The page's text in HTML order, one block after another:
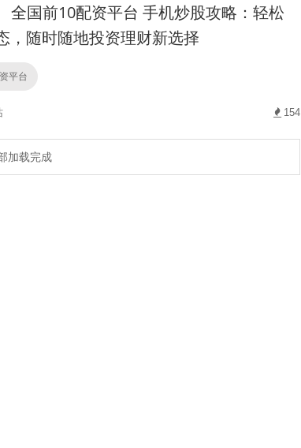
全国前10配资平台 手机炒股攻略：轻松
，随时随地投资理财新选择
平台
154
加载完成